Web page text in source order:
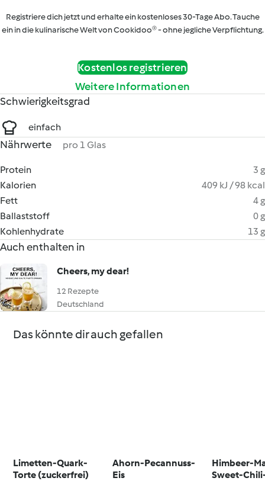
Registriere dich jetzt und erhalte ein kostenloses 30-Tage Abo. Tauche
ein in die kulinarische Welt von Cookidoo® - ohne jegliche Verpflichtung.
Kostenlos registrieren
Weitere Informationen
Schwierigkeitsgrad
einfach
Nährwerte pro 1 Glas
Protein
3 g
Kalorien
409 kJ / 98 kcal
Fett
4 g
Ballaststoff
0 g
Kohlenhydrate
13 g
Auch enthalten in
Cheers, my dear!
12 Rezepte
Deutschland
Das könnte dir auch gefallen
Limetten-Quark-
Torte (zuckerfrei)
Ahorn-Pecannuss-
Eis
Himbeer-
Sweet-